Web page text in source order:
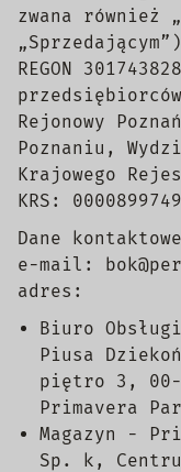
zwana również
REGON
Rejonowy
Poznaniu,
Krajowego
KRS:
Dane
e-mail:
adres:
Biuro
Piusa
piętro 3, 00-
Primavera
Magazyn -
Sp. k,